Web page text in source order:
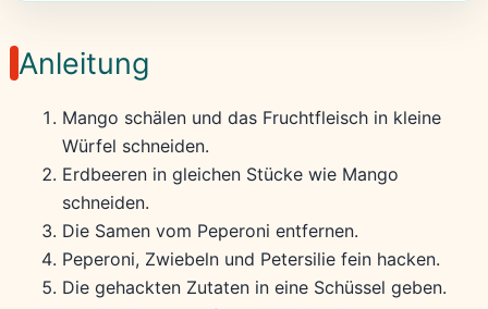
Anleitung
Mango schälen und das Fruchtfleisch in kleine
Würfel schneiden.
Erdbeeren in gleichen Stücke wie Mango
schneiden.
Die Samen vom Peperoni entfernen.
Peperoni, Zwiebeln und Petersilie fein hacken.
Die gehackten Zutaten in eine Schüssel geben.